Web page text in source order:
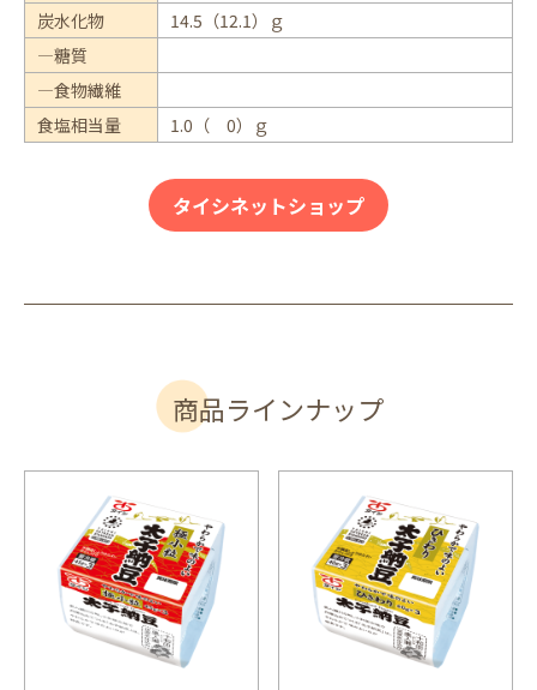
炭水化物
14.5（12.1）ｇ
―糖質
―食物繊維
食塩相当量
1.0（ 0）ｇ
タイシネットショップ
商品ラインナップ